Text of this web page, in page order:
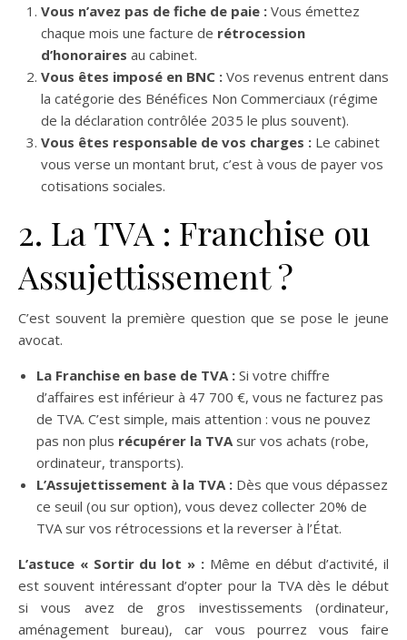
Vous n’avez pas de fiche de paie : Vous émettez
chaque mois une facture de rétrocession
d’honoraires au cabinet.
Vous êtes imposé en BNC : Vos revenus entrent dans
la catégorie des Bénéfices Non Commerciaux (régime
de la déclaration contrôlée 2035 le plus souvent).
Vous êtes responsable de vos charges : Le cabinet
vous verse un montant brut, c’est à vous de payer vos
cotisations sociales.
2. La TVA : Franchise ou
Assujettissement ?
C’est souvent la première question que se pose le jeune
avocat.
La Franchise en base de TVA : Si votre chiffre
d’affaires est inférieur à 47 700 €, vous ne facturez pas
de TVA. C’est simple, mais attention : vous ne pouvez
pas non plus récupérer la TVA sur vos achats (robe,
ordinateur, transports).
L’Assujettissement à la TVA : Dès que vous dépassez
ce seuil (ou sur option), vous devez collecter 20% de
TVA sur vos rétrocessions et la reverser à l’État.
L’astuce « Sortir du lot » :Même en début d’activité, il
est souvent intéressant d’opter pour la TVA dès le début
si vous avez de gros investissements (ordinateur,
aménagement bureau), car vous pourrez vous faire